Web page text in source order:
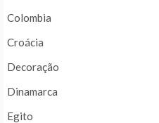
Colombia
Croácia
Decoração
Dinamarca
Egito